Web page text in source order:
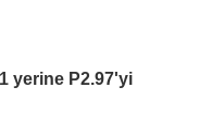
yerine P2.97'yi